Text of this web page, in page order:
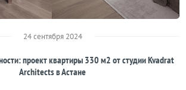
24 сентября 2024
проект квартиры 330 м2 от студии Kvadrat
Architects в Астане